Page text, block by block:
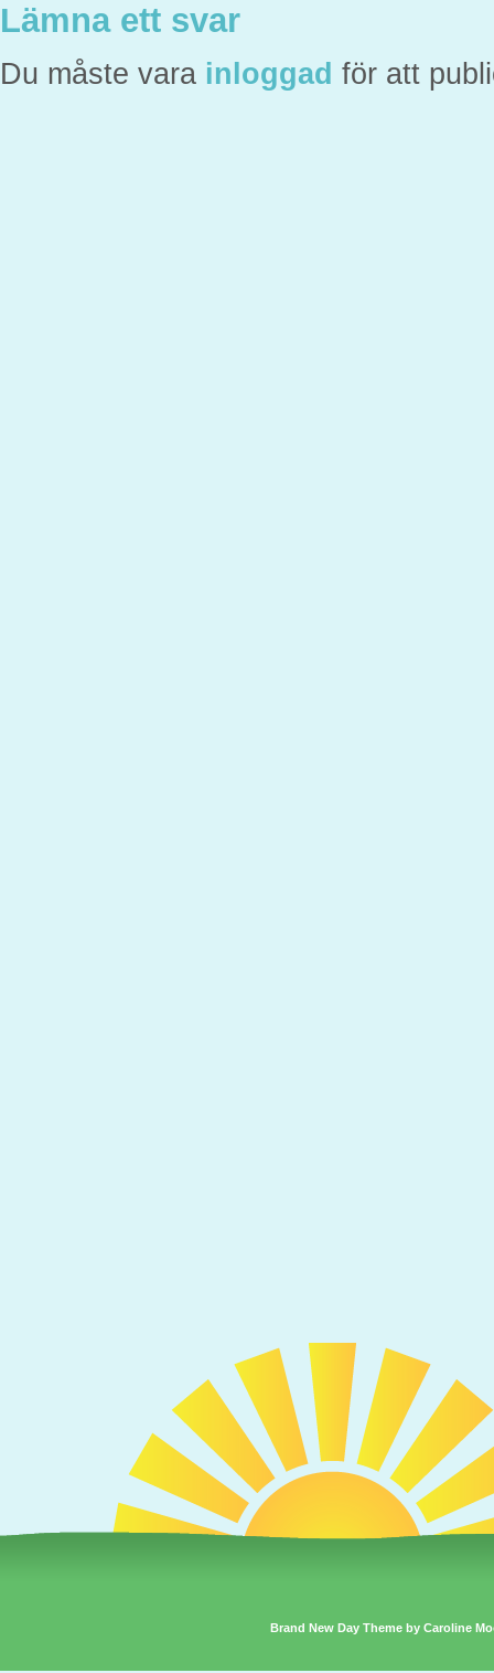
Lämna ett svar
Du måste vara inloggad för att
Brand New Day Theme by Caroline